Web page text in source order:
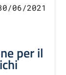
06/2021
per il